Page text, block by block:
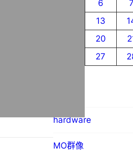
6 7
13
20
27
hardware
MO群像